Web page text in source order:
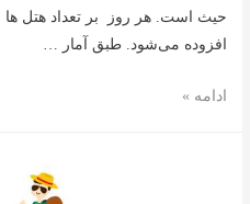
حیث است. هر روز بر تعداد هتل ها
افزوده می‌شود. طبق آمار …
لیست
ادامه »